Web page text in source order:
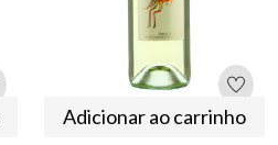
Adicionar ao carrinho